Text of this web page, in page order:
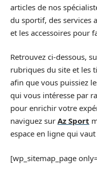
articles de nos
du sportif, des services
et les accessoires pour
Retrouvez ci-dessous,
rubriques du site et les
afin que vous puissiez
qui vous intéresse par
pour enrichir votre
naviguez sur Az Sport
espace en ligne qui
[wp_sitemap_page